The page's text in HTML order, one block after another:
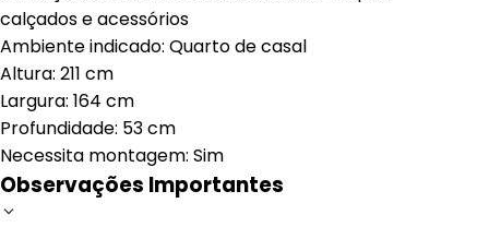
calçados e acessórios
Ambiente indicado: Quarto de casal
Altura: 211 cm
Largura: 164 cm
Profundidade: 53 cm
Necessita montagem: Sim
Observações Importantes